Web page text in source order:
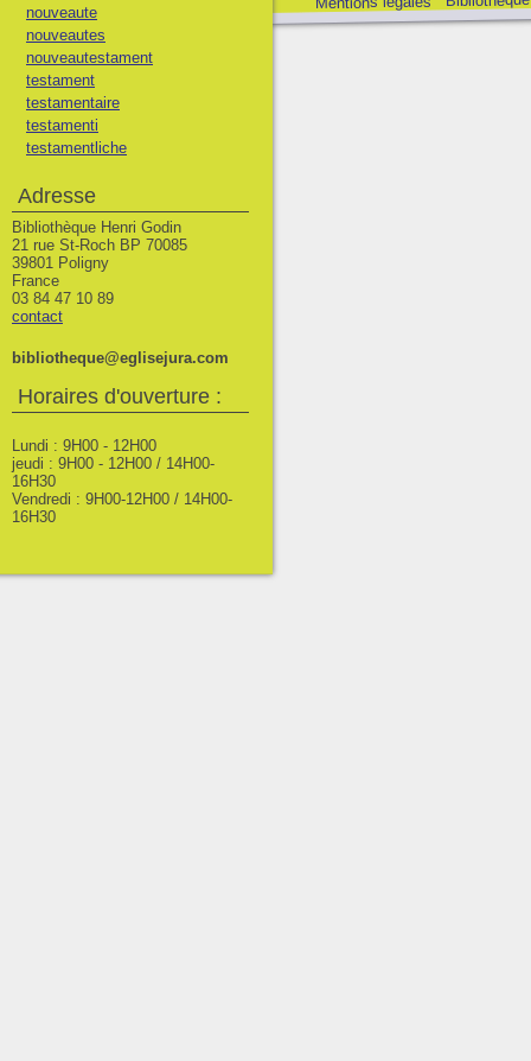
nouveaute
nouveautes
nouveautestament
testament
testamentaire
testamenti
testamentliche
Adresse
Bibliothèque Henri Godin
21 rue St-Roch BP 70085
39801 Poligny
France
03 84 47 10 89
contact
bibliotheque@eglisejura.com
Horaires d'ouverture :
Lundi : 9H00 - 12H00
jeudi : 9H00 - 12H00 / 14H00-
16H30
Vendredi : 9H00-12H00 / 14H00-
16H30